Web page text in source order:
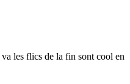
les flics de la fin sont cool en